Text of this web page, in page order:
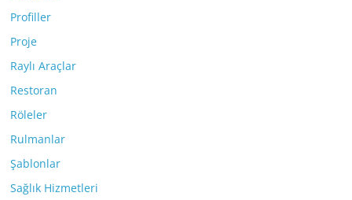
Profiller
Proje
Raylı Araçlar
Restoran
Röleler
Rulmanlar
Şablonlar
Sağlık Hizmetleri